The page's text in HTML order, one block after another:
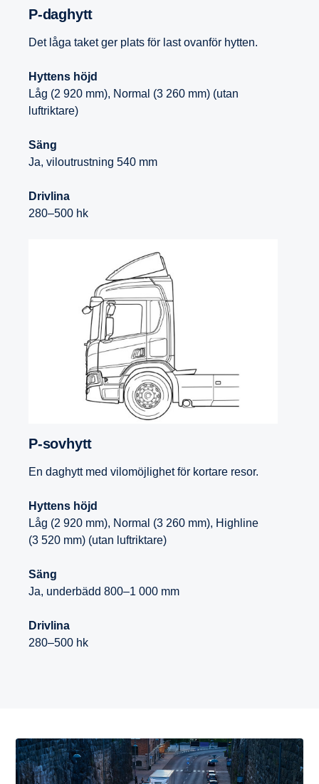
P-​daghytt
Det låga taket ger plats för last ovanför hytten.
Hyttens höjd
Låg (2 920 mm), Normal (3 260 mm) (utan
luftriktare)
Säng
Ja, viloutrustning 540 mm
Drivlina
280–500 hk
P-​sovhytt
En daghytt med vilomöjlighet för kortare resor.
Hyttens höjd
Låg (2 920 mm), Normal (3 260 mm), Highline
(3 520 mm) (utan luftriktare)
Säng
Ja, underbädd 800–1 000 mm
Drivlina
280–500 hk